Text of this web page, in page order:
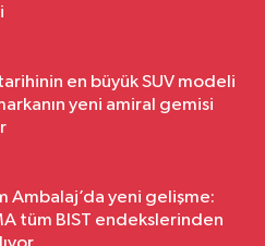
en büyük SUV modeli
yeni amiral gemisi
Ambalaj’da yeni gelişme:
tüm BIST endekslerinden